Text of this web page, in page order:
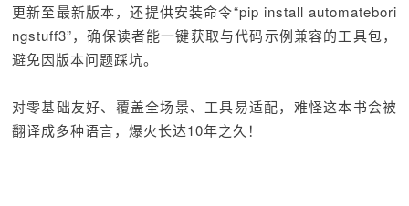
更新至最新版本，还提供安装命令“pip install automatebori
ngstuff3”，确保读者能一键获取与代码示例兼容的工具包，
避免因版本问题踩坑。
对零基础友好、覆盖全场景、工具易适配，难怪这本书会被
翻译成多种语言，爆火长达10年之久！